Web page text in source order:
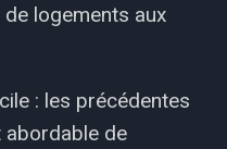
logements aux
: les précédentes
de